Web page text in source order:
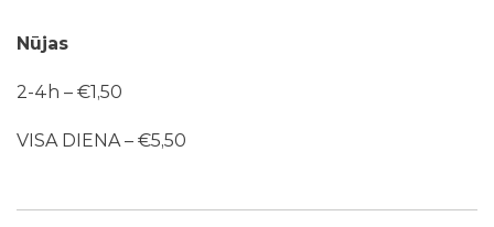
Nūjas
2-4h – €1,50
VISA DIENA – €5,50